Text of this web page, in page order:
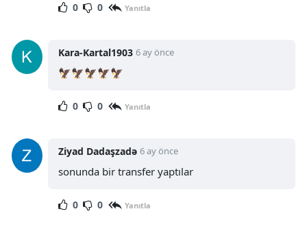
0 0 Yanıtla
Kara-Kartal1903 6 ay önce
🦅🦅🦅🦅🦅
0 0 Yanıtla
Ziyad Dadaşzadə 6 ay önce
sonunda bir transfer yaptılar
0 0 Yanıtla